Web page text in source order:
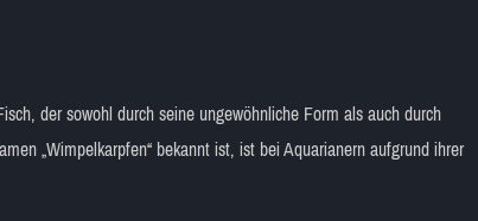
der sowohl durch seine ungewöhnliche Form als auch durch
„Wimpelkarpfen“ bekannt ist, ist bei Aquarianern aufgrund ihrer